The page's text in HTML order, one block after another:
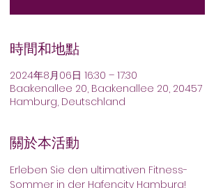
時間和地點
2024年8月06日 16:30 – 17:30
Baakenallee 20, Baakenallee 20, 20457
Hamburg, Deutschland
關於本活動
Erleben Sie den ultimativen Fitness-
Sommer in der Hafencity Hamburg!